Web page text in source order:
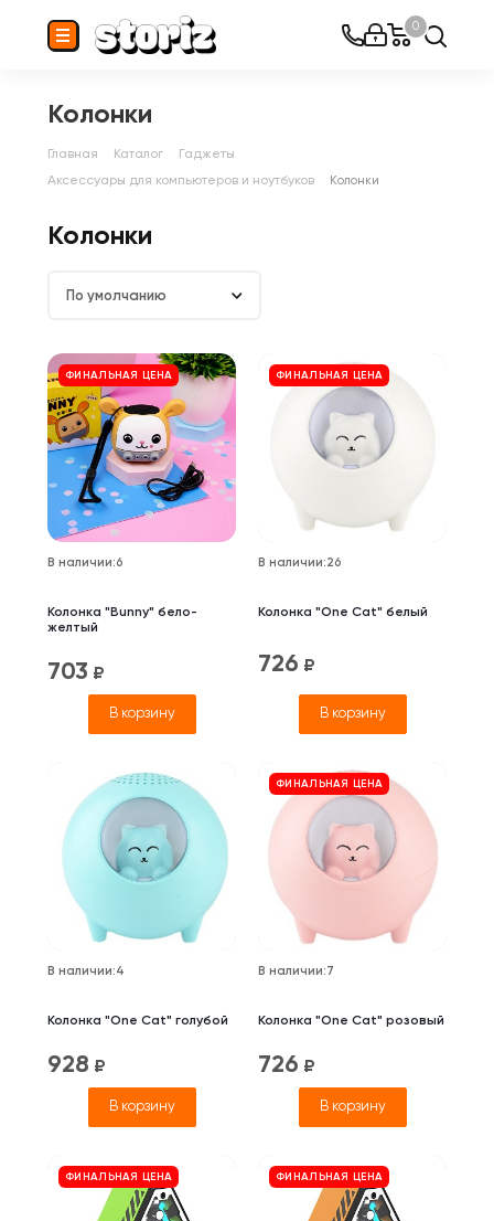
0
Колонки
Главная Каталог
Гаджеты
Аксессуары для компьютеров и ноутбуков
Колонки
Колонки
По умолчанию
ФИНАЛЬНАЯ ЦЕНА
В наличии:6
Колонка "Bunny" бело-
желтый
703 ₽
В корзину
ФИНАЛЬНАЯ ЦЕНА
В наличии:26
Колонка "One Cat" белый
726 ₽
В корзину
В наличии:4
Колонка "One Cat" голубой
928 ₽
В корзину
ФИНАЛЬНАЯ ЦЕНА
В наличии:7
Колонка "One Cat" розовый
726 ₽
В корзину
ФИНАЛЬНАЯ ЦЕНА ФИНАЛЬНАЯ ЦЕНА